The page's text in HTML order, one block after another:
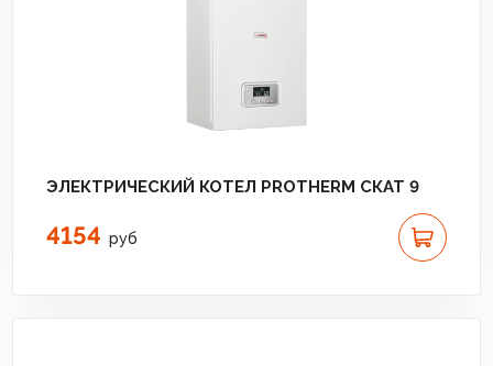
ЭЛЕКТРИЧЕСКИЙ КОТЕЛ PROTHERM СКАТ 9
4154 руб